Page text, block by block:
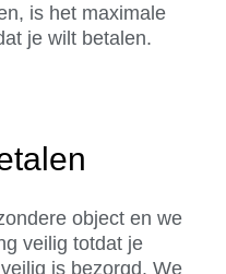
is het maximale
je wilt betalen.
object en we
veilig totdat je
is bezorgd. We